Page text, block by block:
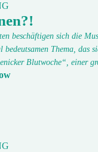
beschäftigen sich die
bedeutsamen Thema, das
Blutwoche“, einer